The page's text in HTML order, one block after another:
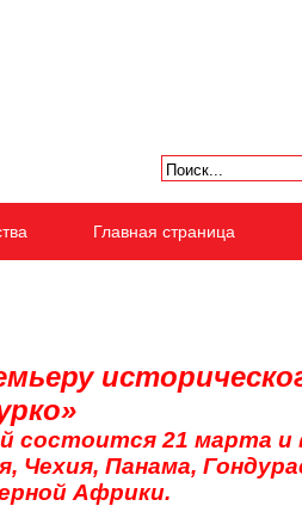
Главная страница
состоится 21 марта и
Чехия, Панама,
Африки.